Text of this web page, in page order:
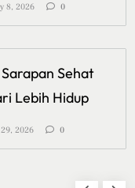
8, 2026 0
Sehat
Lebih Hidup
29, 2026 0